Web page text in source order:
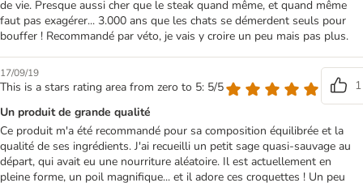
de vie. Presque aussi cher que le steak quand même, et quand même
faut pas exagérer... 3.000 ans que les chats se démerdent seuls pour
bouffer ! Recommandé par véto, je vais y croire un peu mais pas plus.
17/09/19
This is a stars rating area from zero to 5: 5/5
1
Un produit de grande qualité
Ce produit m'a été recommandé pour sa composition équilibrée et la
qualité de ses ingrédients. J'ai recueilli un petit sage quasi-sauvage au
départ, qui avait eu une nourriture aléatoire. Il est actuellement en
pleine forme, un poil magnifique... et il adore ces croquettes ! Un peu